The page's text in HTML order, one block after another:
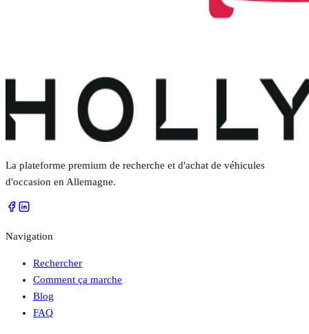
La plateforme premium de recherche et d'achat de véhicules
d'occasion en Allemagne.
Navigation
Rechercher
Comment ça marche
Blog
FAQ